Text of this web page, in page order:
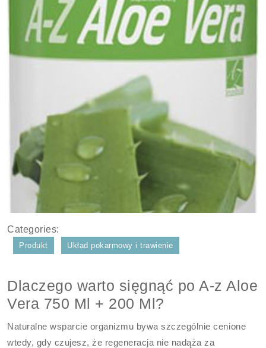
Categories:
Produkt Układ pokarmowy i trawienie
Dlaczego warto sięgnąć po A-z Aloe
Vera 750 Ml + 200 Ml?
Naturalne wsparcie organizmu bywa szczególnie cenione
wtedy, gdy czujesz, że regeneracja nie nadąża za